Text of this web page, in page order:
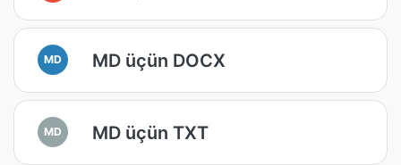
MD MD üçün DOCX
MD MD üçün TXT